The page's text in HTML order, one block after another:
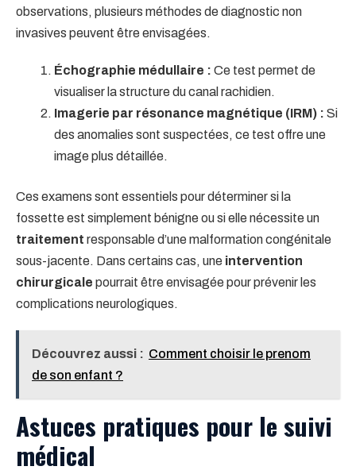
observations, plusieurs méthodes de diagnostic non
invasives peuvent être envisagées.
Échographie médullaire : Ce test permet de
visualiser la structure du canal rachidien.
Imagerie par résonance magnétique (IRM) : Si
des anomalies sont suspectées, ce test offre une
image plus détaillée.
Ces examens sont essentiels pour déterminer si la
fossette est simplement bénigne ou si elle nécessite un
traitement responsable d’une malformation congénitale
sous-jacente. Dans certains cas, une intervention
chirurgicale pourrait être envisagée pour prévenir les
complications neurologiques.
Découvrez aussi : Comment choisir le prenom
de son enfant ?
Astuces pratiques pour le suivi
médical